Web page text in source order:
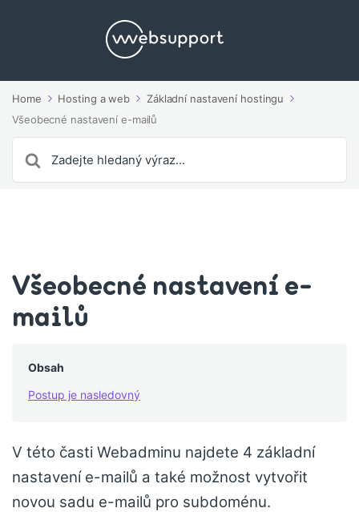
Home Hosting a web
Základní nastavení hostingu
Všeobecné nastavení e-mailů
For
Všeobecné nastavení e-
mailů
Obsah
Postup je nasledovný
V této časti Webadminu najdete 4 základní
nastavení e-mailů a také možnost vytvořit
novou sadu e-mailů pro subdoménu.